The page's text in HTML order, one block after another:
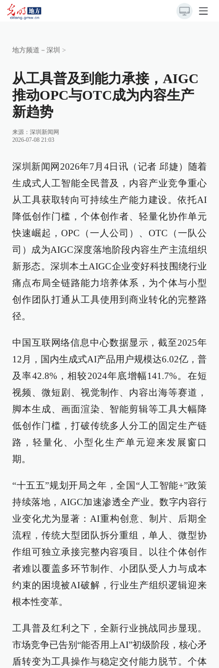
地方频道－深圳 >
从工具普及到能力承接，AIGC
推动OPC与OTC成为内容生产
新趋势
来源： 深圳新闻网
2026-07-08 21:03
深圳新闻网2026年7月4日讯（记者 邱婕）随着
生成式人工智能全民普及，内容产业竞争重心
从工具获取转向可持续生产能力建设。依托AI
降低创作门槛，个体创作者、轻量化协作单元
快速崛起，OPC（一人公司）、OTC（一队公
司）成为AIGC深度落地阶段内容生产主流组织
新形态。深圳本土AIGC企业变好科技围绕行业
痛点布局全链路能力培养体系，为个体与小型
创作团队打通从工具使用到商业转化的完整路
径。
中国互联网络信息中心数据显示，截至2025年
12月，国内生成式AI产品用户规模达6.02亿，普
及率42.8%，相较2024年底增幅141.7%。在短
视频、微短剧、视觉制作、内容出海等赛道，
脚本生成、画面渲染、智能剪辑等工具大幅降
低创作门槛，打破传统多人分工的固定生产链
路，轻量化、小型化生产单元迎来发展窗口
期。
“十五五”规划开局之年，全国“人工智能+”政策
持续落地，AIGC加速渗透全产业。数字内容行
业变化尤为显著：AI重构创意、制片、后期全
流程，传统大型团队拆分重组，单人、微型协
作组可独立承接完整内容项目。以往个体创作
者难以覆盖多环节制作、小团队受人力与成本
约束的困境被AI破解，行业生产组织逻辑迎来
根本性变革。
工具普及红利之下，全新行业挑战同步显现。
市场竞争已告别“能否用上AI”初级阶段，核心矛
盾转变为工具操作与稳定交付能力脱节。个体